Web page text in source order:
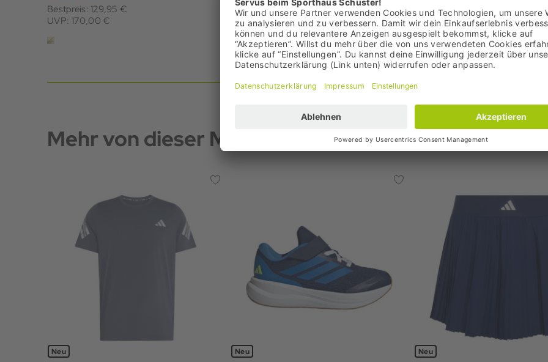
Bestpreis: 129,95 €
UVP: 170,00 €
Bestpreis: 59,95 €
UVP: 79,99 €
Bestpreis: 49,95 €
UVP: 70,00 €
Mehr von dieser Marke
Neu Neu Neu